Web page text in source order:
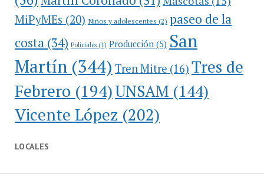
MiPyMEs (20) Niños y adolescentes (2) paseo de la
costa(34) Policiales(1) Producción(5) San
Martín(344) Tren Mitre (16) Tres de
Febrero (194)UNSAM (144)
Vicente López (202)
LOCALES